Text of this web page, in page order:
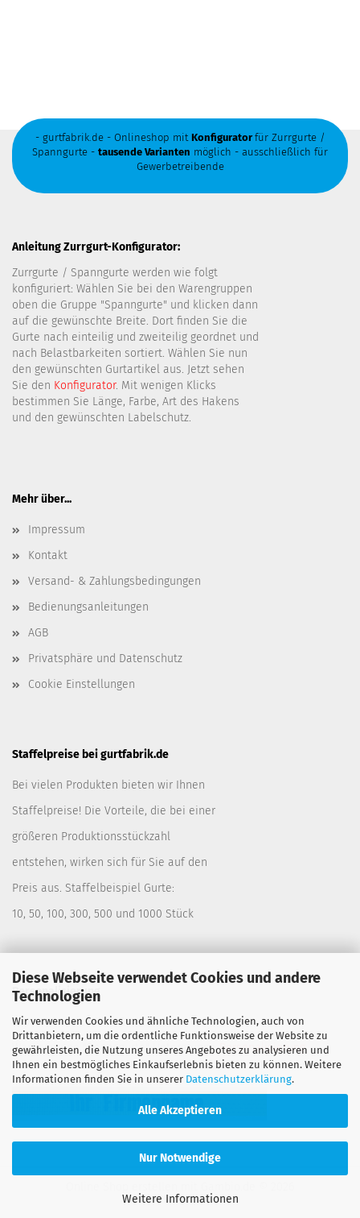
Diese Webseite verwendet Cookies und andere
Technologien
Wir verwenden Cookies und ähnliche Technologien, auch von
Drittanbietern, um die ordentliche Funktionsweise der Website zu
gewährleisten, die Nutzung unseres Angebotes zu analysieren und
Ihnen ein bestmögliches Einkaufserlebnis bieten zu können. Weitere
Informationen finden Sie in unserer Datenschutzerklärung.
Alle Akzeptieren
Nur Notwendige
Weitere Informationen
- gurtfabrik.de - Onlineshop mit Konfiguratorfür Zurrgurte /
Spanngurte - tausende Varianten möglich - ausschließlich für
Gewerbetreibende
Anleitung Zurrgurt-Konfigurator:
Zurrgurte / Spanngurte werden wie folgt
konfiguriert: Wählen Sie bei den Warengruppen
oben die Gruppe "Spanngurte" und klicken dann
auf die gewünschte Breite. Dort finden Sie die
Gurte nach einteilig und zweiteilig geordnet und
nach Belastbarkeiten sortiert. Wählen Sie nun
den gewünschten Gurtartikel aus. Jetzt sehen
Sie den Konfigurator. Mit wenigen Klicks
bestimmen Sie Länge, Farbe, Art des Hakens
und den gewünschten Labelschutz.
Mehr über...
Impressum
Kontakt
Versand- & Zahlungsbedingungen
Bedienungsanleitungen
AGB
Privatsphäre und Datenschutz
Cookie Einstellungen
Staffelpreise bei gurtfabrik.de
Bei vielen Produkten bieten wir Ihnen
Staffelpreise! Die Vorteile, die bei einer
größeren Produktionsstückzahl
entstehen, wirken sich für Sie auf den
Preis aus. Staffelbeispiel Gurte:
10, 50, 100, 300, 500 und 1000 Stück
Personalisierung
Lassen Sie sich Ihre Gurte bedrucken. Siehe:
Warengruppe "Spanngurte" UntergruppePersonalisierung